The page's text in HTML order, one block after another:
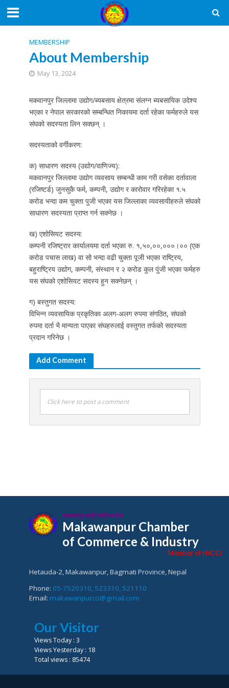
MEMBERSHIP
About Membership
May 13, 2024
मकवानपुर जिल्लामा उद्योग/ब्यबसाय क्षेत्रमा संलग्न ब्यबसायिक उदेश्य
भएका र नेपाल सरकारको सम्बन्धित निकायमा दर्ता रहेका फर्महरुले यस
संघको सदस्यता लिन सक्छन् ।
सदस्यताको वर्गीकरण:
क) साधारण सदस्य (उद्योग/वाणिज्य):
मकवानपुर जिल्लामा उद्योग व्यवसाय सम्बन्धी काम गरी वसेका दर्तावाला
(रजिष्टर्ड) जुनसुकै फर्म, कम्पनी, उद्योग र कारोवार गरिरहेका १.५
करोड भन्दा कम चुक्ता पुजी भएका यस जिल्लाका व्यवसायीहरुले संघको
साधारण सदस्यता प्राप्त गर्न सक्नेछ ।
ख) एशोसियट सदस्य:
कम्पनी रजिष्ट्रार कार्यालयमा दर्ता भएका रु. १,५०,००,०००।०० (एक
करोड पचास लाख) वा सो भन्दा वढी चुक्ता पूजी भएका राष्ट्रिय,
बहुराष्ट्रिय उद्योग, कम्पनी, संस्थान र २ करोड कुल पुंजी भएका फर्महरु
यस संघको एशोसियट सदस्य हुन सक्नेछन् ।
ग) बस्तुगत सदस्य:
विभिन्न व्यवसायिक प्रकृतिका अलग-अलग रुपमा संगठित, संघको
रुपमा दर्ता भै मान्यता पाएका संघहरुलाई वस्तुगत तर्फको सदस्यता
प्रदान गरिनेछ ।
Add Comment
Click here to post a comment
मकवानपुर उद्योग वाणिज्य संघ
Makawanpur Chamber
of Commerce & Industry
Member of FNCCI
Hetauda-2, Makawanpur, Bagmati Province, Nepal
Phone: 05-7520310, 523310, 521110
Email: makawanpurcci@gmail.com
Our Visitor
Views Today : 3
Views Yesterday : 18
Total views : 85474